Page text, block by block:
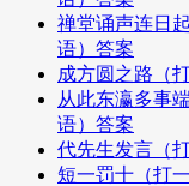
禅堂诵声连日
语）答案
成方圆之路（
从此东瀛多事
语）答案
代先生发言（
短一罚十（打